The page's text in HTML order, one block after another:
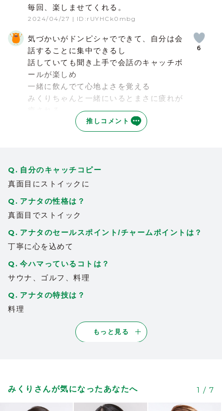
2024/04/27 | ID:rUYHCk0mbg
毎回、楽しませてくれる。
気づかいがドンピシャでできて、自分は会
話することに集中できるし
話していても聞き上手で会話のキャッチボ
ールが楽しめ
一緒に飲んでて心地よさを覚える
みくりちゃんと一緒にいるとまさに疲れが
誰かに癒されたいなーと思ってる人にはお
6
ほど。
性格もよく、男心をくすぐる対応ができ
て、会うたびに毎回楽しいと思えるので
聞き上手で何事も相手を立ててくれるので
承認欲求満たされたい方にはオススメ。
あと実物の方が断然かわいい！
| ID:7Zp8j5kfzN
みくりちゃんは会った時から一生懸命で応
2024/09/07 | ID:wu87RRqd6v
らも応援しております！
推しコメント
自分のキャッチコピー
真面目にストイックに
アナタの性格は？
真面目でストイック
アナタのセールスポイント/チャームポイントは？
丁寧に心を込めて
今ハマっているコトは？
サウナ、ゴルフ、料理
アナタの特技は？
料理
もっと見る
みくりさんが気になったあなたへ 1 / 7